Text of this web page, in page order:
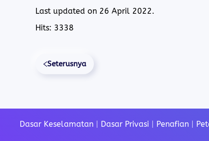
Last updated on 26 April 2022.
Hits: 3338
Seterusnya
Dasar Keselamatan Dasar Privasi Penafian